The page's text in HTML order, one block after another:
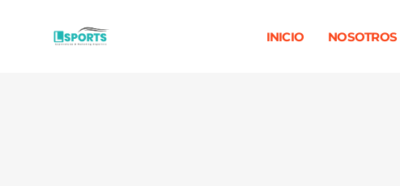
INICIO NOSOTROS